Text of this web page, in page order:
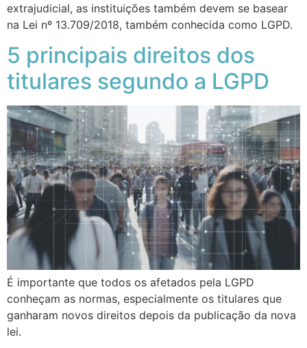
extrajudicial, as instituições também devem se basear
na Lei nº 13.709/2018, também conhecida como LGPD.
5 principais direitos dos
titulares segundo a LGPD
É importante que todos os afetados pela LGPD
conheçam as normas, especialmente os titulares que
ganharam novos direitos depois da publicação da nova
lei.